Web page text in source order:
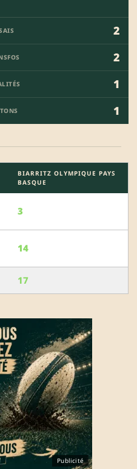
2
2
1
1
BIARRITZ OLYMPIQUE PAYS
BASQUE
3
14
17
Publicité